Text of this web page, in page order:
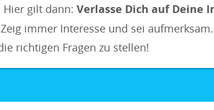
Hier gilt dann: Verlasse Dich auf Deine
immer Interesse und sei aufmerksam.
richtigen Fragen zu stellen!